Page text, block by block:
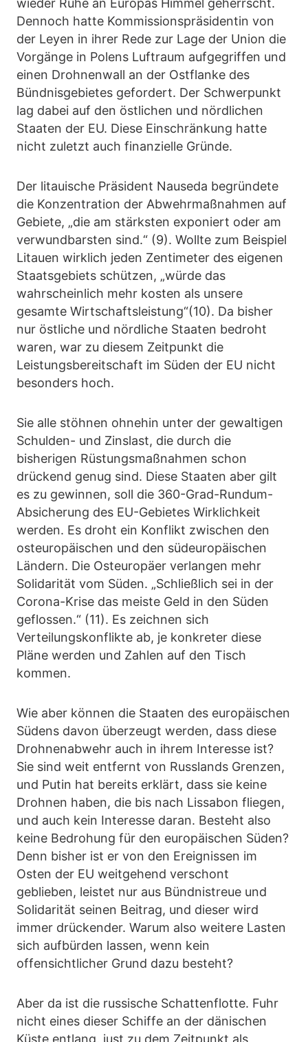
wieder Ruhe an Europas Himmel geherrscht.
Dennoch hatte Kommissionspräsidentin von
der Leyen in ihrer Rede zur Lage der Union die
Vorgänge in Polens Luftraum aufgegriffen und
einen Drohnenwall an der Ostflanke des
Bündnisgebietes gefordert. Der Schwerpunkt
lag dabei auf den östlichen und nördlichen
Staaten der EU. Diese Einschränkung hatte
nicht zuletzt auch finanzielle Gründe.
Der litauische Präsident Nauseda begründete
die Konzentration der Abwehrmaßnahmen auf
Gebiete, „die am stärksten exponiert oder am
verwundbarsten sind.“ (9). Wollte zum Beispiel
Litauen wirklich jeden Zentimeter des eigenen
Staatsgebiets schützen, „würde das
wahrscheinlich mehr kosten als unsere
gesamte Wirtschaftsleistung“(10). Da bisher
nur östliche und nördliche Staaten bedroht
waren, war zu diesem Zeitpunkt die
Leistungsbereitschaft im Süden der EU nicht
besonders hoch.
Sie alle stöhnen ohnehin unter der gewaltigen
Schulden- und Zinslast, die durch die
bisherigen Rüstungsmaßnahmen schon
drückend genug sind. Diese Staaten aber gilt
es zu gewinnen, soll die 360-Grad-Rundum-
Absicherung des EU-Gebietes Wirklichkeit
werden. Es droht ein Konflikt zwischen den
osteuropäischen und den südeuropäischen
Ländern. Die Osteuropäer verlangen mehr
Solidarität vom Süden. „Schließlich sei in der
Corona-Krise das meiste Geld in den Süden
geflossen.“ (11). Es zeichnen sich
Verteilungskonflikte ab, je konkreter diese
Pläne werden und Zahlen auf den Tisch
kommen.
Wie aber können die Staaten des europäischen
Südens davon überzeugt werden, dass diese
Drohnenabwehr auch in ihrem Interesse ist?
Sie sind weit entfernt von Russlands Grenzen,
und Putin hat bereits erklärt, dass sie keine
Drohnen haben, die bis nach Lissabon fliegen,
und auch kein Interesse daran. Besteht also
keine Bedrohung für den europäischen Süden?
Denn bisher ist er von den Ereignissen im
Osten der EU weitgehend verschont
geblieben, leistet nur aus Bündnistreue und
Solidarität seinen Beitrag, und dieser wird
immer drückender. Warum also weitere Lasten
sich aufbürden lassen, wenn kein
offensichtlicher Grund dazu besteht?
Aber da ist die russische Schattenflotte. Fuhr
nicht eines dieser Schiffe an der dänischen
Küste entlang, just zu dem Zeitpunkt als